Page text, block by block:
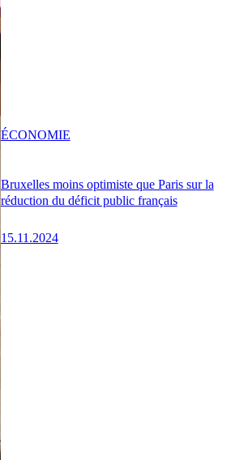
Bruxelles moins optimiste que Paris sur la
réduction du déficit public français
15.11.2024
ÉCONOMIE